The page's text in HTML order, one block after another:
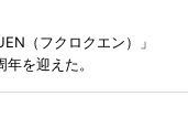
（フクロクエン）」
を迎えた。